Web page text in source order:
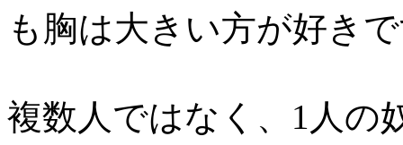
も胸は大きい方が好き
複数人ではなく、1人の